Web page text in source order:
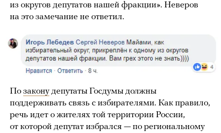
из округов депутатов нашей фракции». Неверов
на это замечание не ответил.
По законудепутаты Госдумы должны
поддерживать связь с избирателями. Как правило,
речь идет о жителях той территории России,
от которой депутат избрался — по региональному